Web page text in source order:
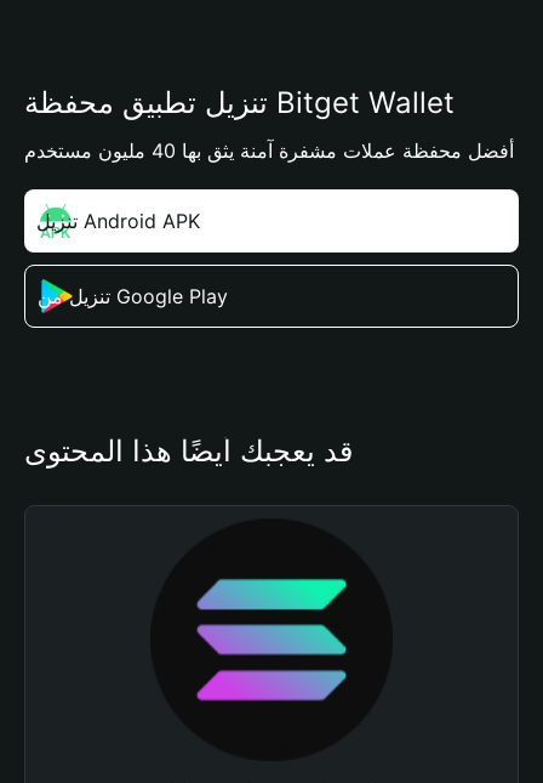
تنزيل تطبيق محفظة Bitget Wallet
أفضل محفظة عملات مشفرة آمنة يثق بها 40 مليون مستخدم
تنزيل Android APK
تنزيل من Google Play
قد يعجبك أيضًا هذا المحتوى